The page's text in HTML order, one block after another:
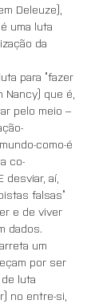
Deleuze),
uma luta
da
para “fazer
Nancy) que é,
pelo meio –
como-é
co-
desviar, aí,
falsas”
e de viver
dados.
um
por ser
luta
no entre-si,